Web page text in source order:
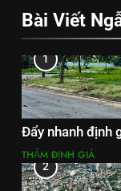
Bài Viết
1
Đẩy nhanh định
THẨM ĐỊNH GIÁ
2